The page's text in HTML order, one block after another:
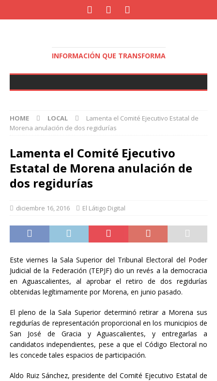
INFORMACIÓN QUE TRANSFORMA
HOME LOCAL
Lamenta el Comité Ejecutivo Estatal de
Morena anulación de dos regidurías
Lamenta el Comité Ejecutivo
Estatal de Morena anulación de
dos regidurías
diciembre 16, 2016 El Látigo Digital
Este viernes la Sala Superior del Tribunal Electoral del Poder
Judicial de la Federación (TEPJF) dio un revés a la democracia
en Aguascalientes, al aprobar el retiro de dos regidurías
obtenidas legítimamente por Morena, en junio pasado.
El pleno de la Sala Superior determinó retirar a Morena sus
regidurías de representación proporcional en los municipios de
San José de Gracia y Aguascalientes, y entregarlas a
candidatos independientes, pese a que el Código Electoral no
les concede tales espacios de participación.
Aldo Ruiz Sánchez, presidente del Comité Ejecutivo Estatal de